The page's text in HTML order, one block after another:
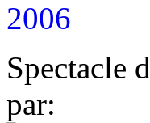
2006
Spectacle
par: